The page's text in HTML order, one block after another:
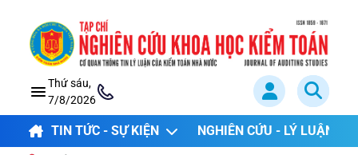
Thứ sáu,
7/8/2026
TIN TỨC - SỰ KIỆN NGHIÊN CỨU - LÝ LUẬN